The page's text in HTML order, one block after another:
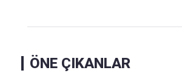
ÖNE ÇIKANLAR